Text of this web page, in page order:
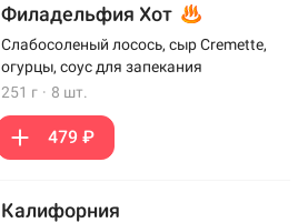
Филадельфия Хот
Слабосоленый лосось, сыр Cremette,
огурцы, соус для запекания
251 г · 8 шт.
479 ₽
Калифорния